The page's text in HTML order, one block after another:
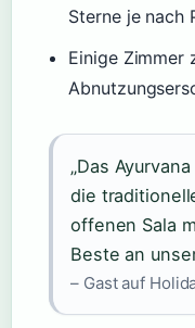
Sterne je nach
Einige Zimmer
„Das
die
offenen Sala
Beste an
– Gast auf